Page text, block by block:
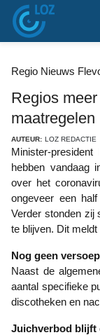
Regio Nieuws
Regios
maatregelen
AUTEUR: LOZ REDACTIE
Minister-president Mark Rutte en Minister Hugo de Jonge
hebben vandaag
over het
ongeveer een
Verder stonden zij
te blijven. Dit
Nog geen
Naast de
aantal specifieke
discotheken en
Juichverbod blijft